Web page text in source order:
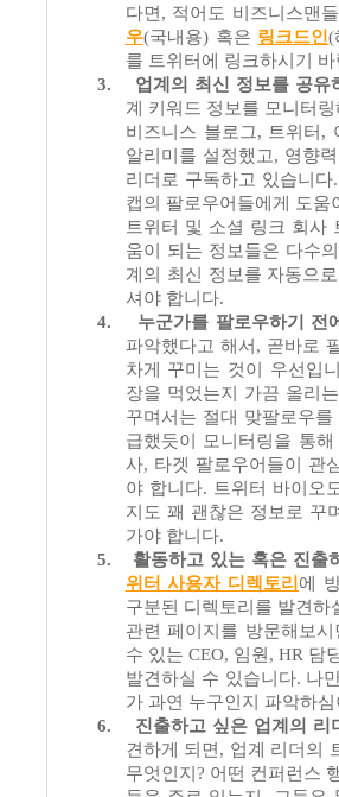
다면 , 적어도 비즈니스맨
우(국내용) 혹은 링크드인(
를 트위터에 링크하시기
3.
업계의 최신 정보를 공유
계 키워드 정보를 모니터
비즈니스 블로그, 트위터 ,
알리미를 설정했고, 영향
리더로 구독하고 있습니다.
캡의 팔로우어들에게 도움
트위터 및 소셜 링크 회사
움이 되는 정보들은 다수의
계의 최신 정보를 자동으
셔야 합니다.
4.
누군가를 팔로우하기 전
파악했다고 해서 , 곧바로
차게 꾸미는 것이 우선입
장을 먹었는지 가끔 올리
꾸며서는 절대 맞팔로우
급했듯이 모니터링을 통
사, 타겟 팔로우어들이 관
야 합니다. 트위터 바이오
지도 꽤 괜찮은 정보로 꾸
가야 합니다.
5.
활동하고 있는 혹은 진출
위터 사용자 디렉토리 에
구분된 디렉토리를 발견하
관련 페이지를 방문해보시
수 있는 CEO, 임원 , HR 담
발견하실 수 있습니다. 나
가 과연 누구인지 파악하
6.
진출하고 싶은 업계의 리
견하게 되면 , 업계 리더의
무엇인지 ? 어떤 컨퍼런스